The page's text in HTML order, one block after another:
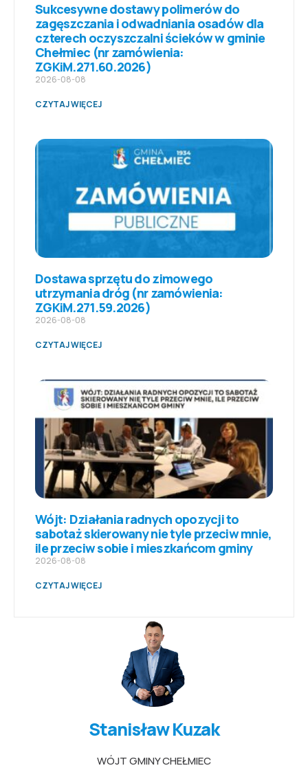
Sukcesywne dostawy polimerów do
zagęszczania i odwadniania osadów dla
czterech oczyszczalni ścieków w gminie
Chełmiec (nr zamówienia:
ZGKiM.271.60.2026)
2026-08-08
CZYTAJ WIĘCEJ
Dostawa sprzętu do zimowego
utrzymania dróg (nr zamówienia:
ZGKiM.271.59.2026)
2026-08-08
CZYTAJ WIĘCEJ
Wójt: Działania radnych opozycji to
sabotaż skierowany nie tyle przeciw mnie,
ile przeciw sobie i mieszkańcom gminy
2026-08-08
CZYTAJ WIĘCEJ
Stanisław Kuzak
WÓJT GMINY CHEŁMIEC